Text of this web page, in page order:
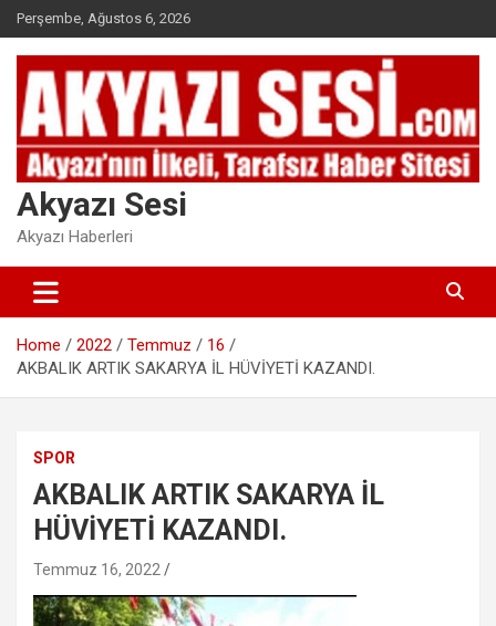
Skip
to
content
Perşembe, Ağustos 6, 2026
Akyazı Sesi
Akyazı Haberleri
Home 2022 Temmuz
16
AKBALIK ARTIK SAKARYA İL HÜVİYETİ KAZANDI.
SPOR
AKBALIK ARTIK SAKARYA İL
HÜVİYETİ KAZANDI.
Temmuz 16, 2022